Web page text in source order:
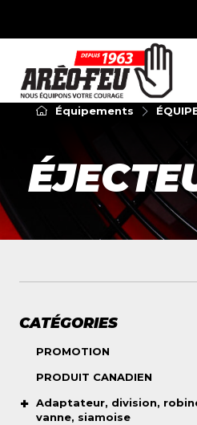
Équipements
CATÉGORIES
PROMOTION
PRODUIT CANADIEN
Adaptateur, division,
vanne, siamoise